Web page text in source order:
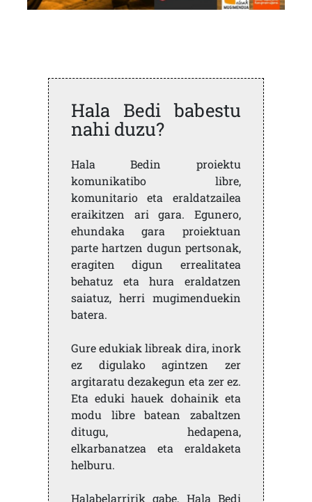
Hala Bedi babestu
nahi duzu?
Hala Bedin proiektu
komunikatibo libre,
komunitario eta eraldatzailea
eraikitzen ari gara. Egunero,
ehundaka gara proiektuan
parte hartzen dugun pertsonak,
eragiten digun errealitatea
behatuz eta hura eraldatzen
saiatuz, herri mugimenduekin
batera.
Gure edukiak libreak dira, inork
ez digulako agintzen zer
argitaratu dezakegun eta zer ez.
Eta eduki hauek dohainik eta
modu libre batean zabaltzen
ditugu, hedapena,
elkarbanatzea eta eraldaketa
helburu.
Halabelarririk gabe, Hala Bedi